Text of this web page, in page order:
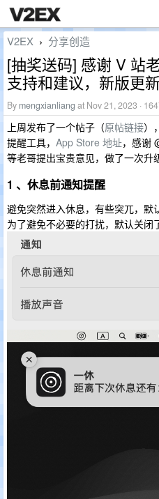
V2EX › 分享创造
[抽奖送码] 感谢 V 站
支持和建议，新版更
By mengxianliang at Nov 21, 2023 ·
上周发布了一个帖子（原帖链接）
提醒工具， App Store 地址，感谢
等老哥提出宝贵意见，做了一次升
1 、休息前通知提醒
避免突然进入休息，有些突兀，默
为了避免不必要的打扰，默认关闭